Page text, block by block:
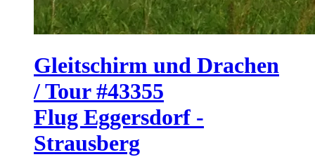
Gleitschirm und Drachen
/ Tour #43355
Flug Eggersdorf -
Strausberg